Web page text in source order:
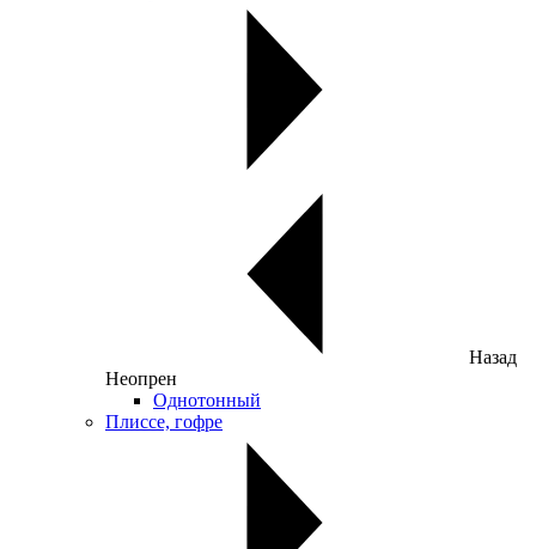
Назад
Неопрен
Однотонный
Плиссе, гофре